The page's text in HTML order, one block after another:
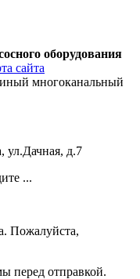
оборудования
сайта
многоканальный
ул.Дачная, д.7
...
Пожалуйста,
перед отправкой.